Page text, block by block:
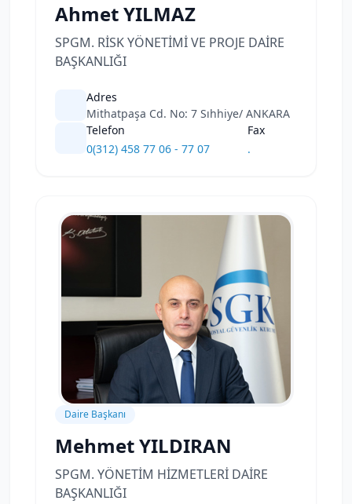
Ahmet YILMAZ
SPGM. RİSK YÖNETİMİ VE PROJE DAİRE
BAŞKANLIĞI
Adres
Mithatpaşa Cd. No: 7 Sıhhiye/ ANKARA
Telefon
0(312) 458 77 06 - 77 07
Fax
.
Daire Başkanı
Mehmet YILDIRAN
SPGM. YÖNETİM HİZMETLERİ DAİRE
BAŞKANLIĞI